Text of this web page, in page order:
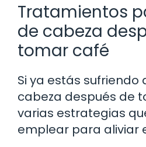
Tratamientos
de cabeza
tomar café
Si ya estás sufriendo
cabeza después de
varias estrategias
emplear para aliviar